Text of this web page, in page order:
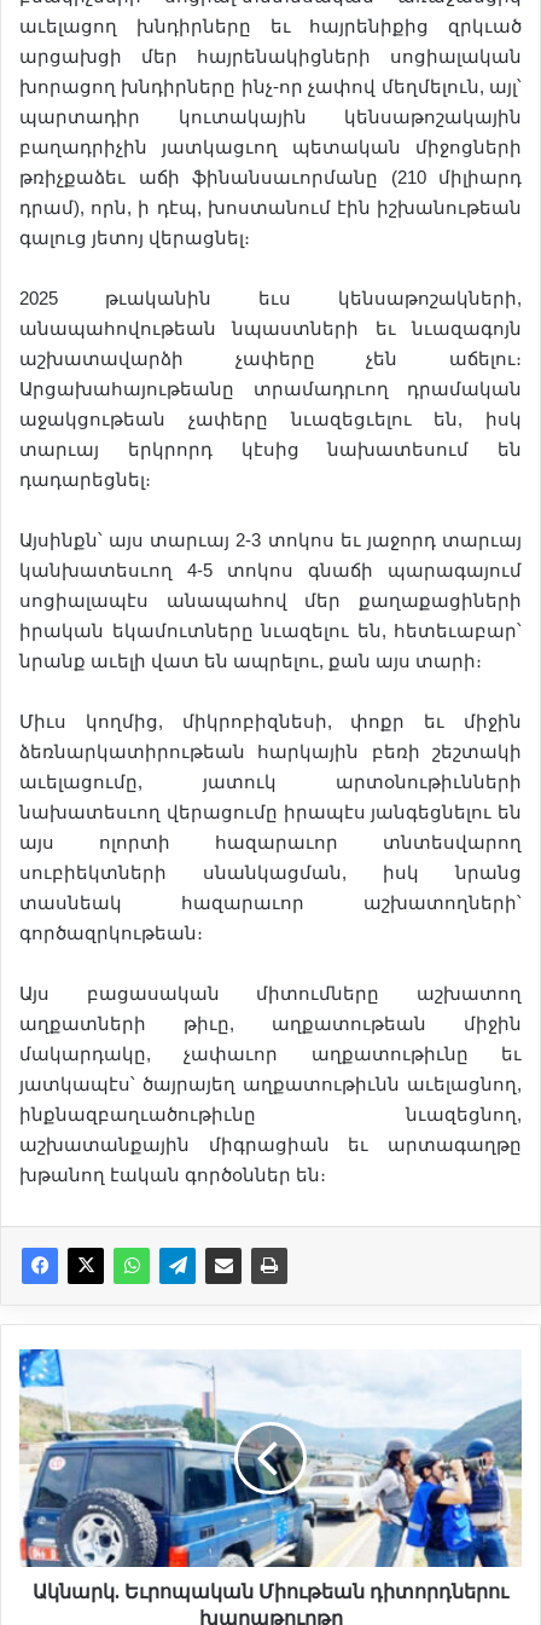
աւելացող խնդիրները եւ հայրենիքից զրկւած
արցախցի մեր հայրենակիցների սոցիալական
խորացող խնդիրները ինչ-որ չափով մեղմելուն, այլ՝
պարտադիր կուտակային կենսաթոշակային
բաղադրիչին յատկացւող պետական միջոցների
թռիչքաձեւ աճի ֆինանսաւորմանը (210 միլիարդ
դրամ), որն, ի դէպ, խոստանում էին իշխանութեան
գալուց յետոյ վերացնել։
2025 թւականին եւս կենսաթոշակների,
անապահովութեան նպաստների եւ նւազագոյն
աշխատավարձի չափերը չեն աճելու։
Արցախահայութեանը տրամադրւող դրամական
աջակցութեան չափերը նւազեցւելու են, իսկ
տարւայ երկրորդ կէսից նախատեսում են
դադարեցնել։
Այսինքն՝ այս տարւայ 2-3 տոկոս եւ յաջորդ տարւայ
կանխատեսւող 4-5 տոկոս գնաճի պարագայում
սոցիալապէս անապահով մեր քաղաքացիների
իրական եկամուտները նւազելու են, հետեւաբար՝
նրանք աւելի վատ են ապրելու, քան այս տարի։
Միւս կողմից, միկրոբիզնեսի, փոքր եւ միջին
ձեռնարկատիրութեան հարկային բեռի շեշտակի
աւելացումը, յատուկ արտօնութիւնների
նախատեսւող վերացումը իրապէս յանգեցնելու են
այս ոլորտի հազարաւոր տնտեսվարող
սուբիեկտների սնանկացման, իսկ նրանց
տասնեակ հազարաւոր աշխատողների՝
գործազրկութեան։
Այս բացասական միտումները աշխատող
աղքատների թիւը, աղքատութեան միջին
մակարդակը, չափաւոր աղքատութիւնը եւ
յատկապէս՝ ծայրայեղ աղքատութիւնն աւելացնող,
ինքնազբաղւածութիւնը նւազեցնող,
աշխատանքային միգրացիան եւ արտագաղթը
խթանող էական գործօններ են։
Ա
կ
ն
ա
ր
.
Ե
Ակնարկ. Եւրոպական Միութեան դիտորդներու
խաղաթուղթը